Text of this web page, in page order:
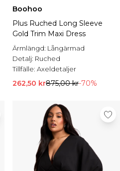
Boohoo
Plus Ruched Long Sleeve
Gold Trim Maxi Dress
Ärmlängd: Långärmad
Detalj: Ruched
Tillfälle: Axeldetaljer
262,50 kr875,00 kr-70%